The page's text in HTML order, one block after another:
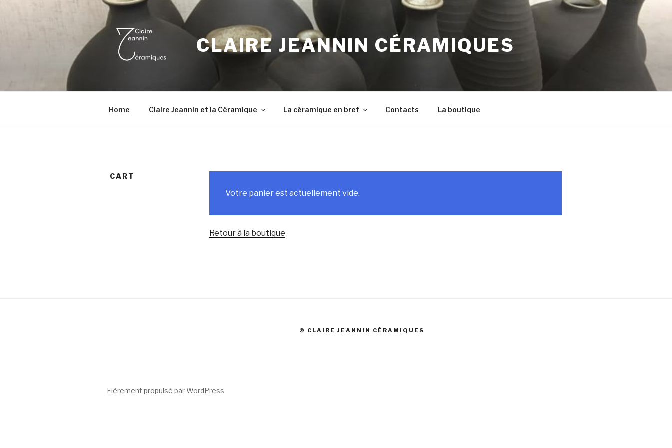
CLAIRE JEANNIN CÉRAMIQUES
Home Claire Jeannin et la Céramique La céramique en bref Contacts La boutique
CART
Votre panier est actuellement vide.
Retour à la boutique
© CLAIRE JEANNIN CÉRAMIQUES
Fièrement propulsé par WordPress